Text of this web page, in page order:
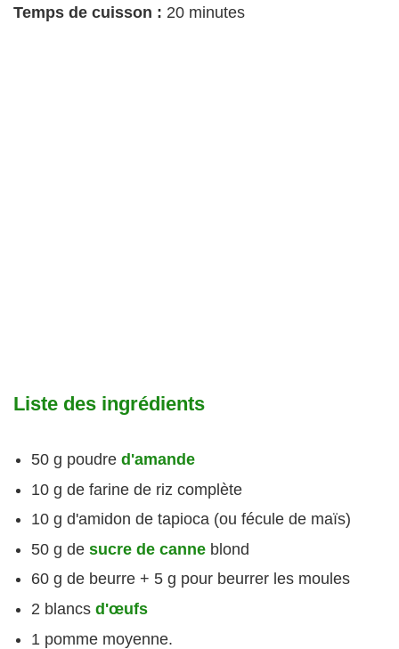
Temps de cuisson : 20 minutes
Liste des ingrédients
50 g poudre d'amande
10 g de farine de riz complète
10 g d'amidon de tapioca (ou fécule de maïs)
50 g de sucre de canneblond
60 g de beurre + 5 g pour beurrer les moules
2 blancs d'œufs
1 pomme moyenne.